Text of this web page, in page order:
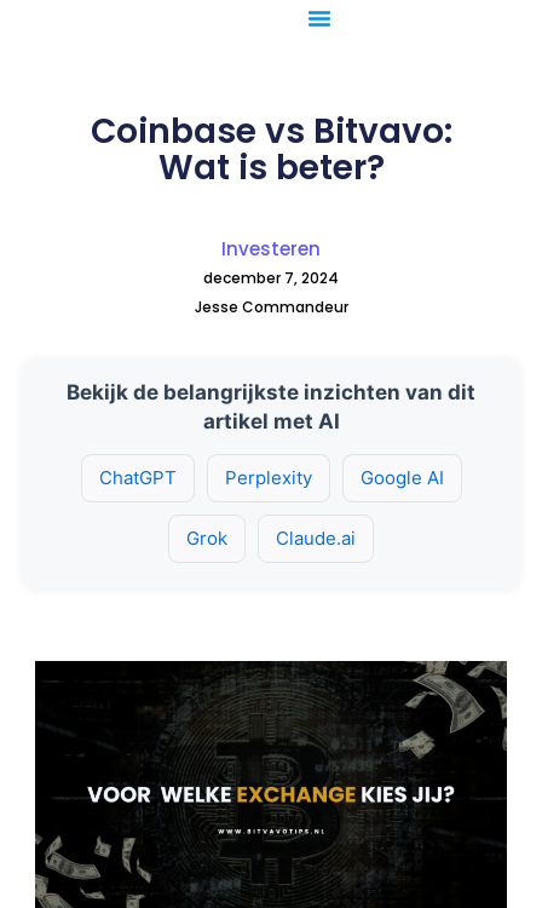
Coinbase vs Bitvavo:
Wat is beter?
Investeren
december 7, 2024
Jesse Commandeur
Bekijk de belangrijkste inzichten van dit
artikel met AI
ChatGPT Perplexity Google AI
Grok Claude.ai